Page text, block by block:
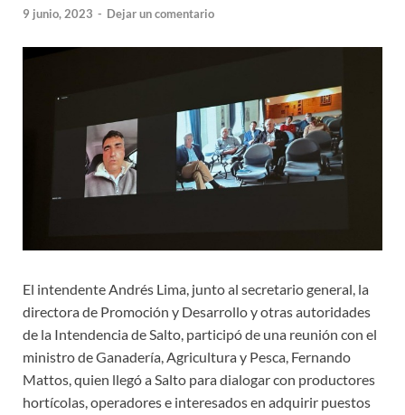
9 junio, 2023 - Dejar un comentario
El intendente Andrés Lima, junto al secretario general, la
directora de Promoción y Desarrollo y otras autoridades
de la Intendencia de Salto, participó de una reunión con el
ministro de Ganadería, Agricultura y Pesca, Fernando
Mattos, quien llegó a Salto para dialogar con productores
hortícolas, operadores e interesados en adquirir puestos